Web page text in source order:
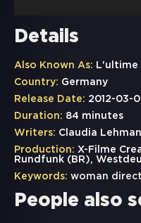
Details
Also Known As: L'ultime
Country: Germany
Release Date: 2012-03-
Duration: 84 minutes
Writers: Claudia
Production: X-Filme
Rundfunk (BR),
Keywords: woman
People also